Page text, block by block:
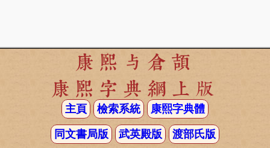
康熙与倉頡
康熙字典網上版
主頁 檢索系統 康熙字典體
同文書局版 武英殿版 渡部氏版